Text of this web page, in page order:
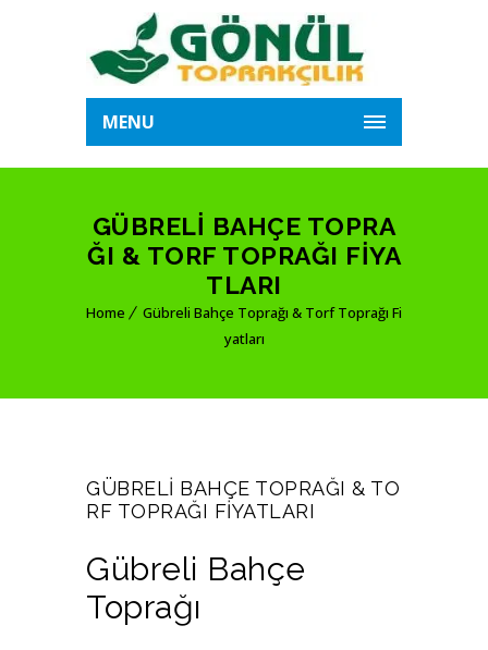
MENU
GÜBRELI BAHÇE TOPRA
ĞI & TORF TOPRAĞI FIYA
TLARI
Home
Gübreli Bahçe Toprağı & Torf Toprağı Fi
yatları
GÜBRELI BAHÇE TOPRAĞI & TO
RF TOPRAĞI FIYATLARI
Gübreli Bahçe
Toprağı